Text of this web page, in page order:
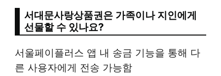
서대문사랑상품권은 가족이나 지인에게
선물할 수 있나요?
서울페이플러스 앱 내 송금 기능을 통해 다
른 사용자에게 전송 가능함